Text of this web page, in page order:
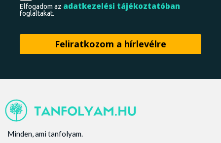
Elfogadom az adatkezelési tájékoztatóban
foglaltakat.
Minden, ami tanfolyam.